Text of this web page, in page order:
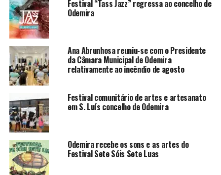
Festival “Tass Jazz” regressa ao concelho de
Odemira
Ana Abrunhosa reuniu-se com o Presidente
da Câmara Municipal de Odemira
relativamente ao incêndio de agosto
Festival comunitário de artes e artesanato
em S. Luís concelho de Odemira
Odemira recebe os sons e as artes do
Festival Sete Sóis Sete Luas